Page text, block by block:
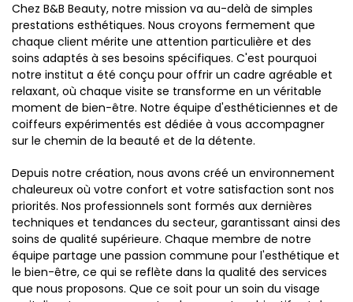
Chez B&B Beauty, notre mission va au-delà de simples
prestations esthétiques. Nous croyons fermement que
chaque client mérite une attention particulière et des
soins adaptés à ses besoins spécifiques. C'est pourquoi
notre institut a été conçu pour offrir un cadre agréable et
relaxant, où chaque visite se transforme en un véritable
moment de bien-être. Notre équipe d'esthéticiennes et de
coiffeurs expérimentés est dédiée à vous accompagner
sur le chemin de la beauté et de la détente.
Depuis notre création, nous avons créé un environnement
chaleureux où votre confort et votre satisfaction sont nos
priorités. Nos professionnels sont formés aux dernières
techniques et tendances du secteur, garantissant ainsi des
soins de qualité supérieure. Chaque membre de notre
équipe partage une passion commune pour l'esthétique et
le bien-être, ce qui se reflète dans la qualité des services
que nous proposons. Que ce soit pour un soin du visage